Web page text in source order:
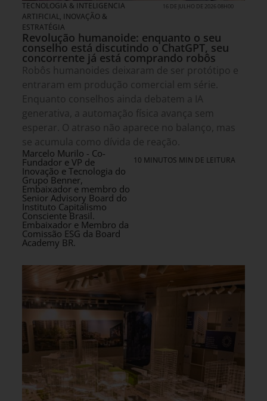
TECNOLOGIA & INTELIGENCIA
ARTIFICIAL, INOVAÇÃO &
ESTRATÉGIA
16 DE JULHO DE 2026 08H00
Revolução humanoide: enquanto o seu
conselho está discutindo o ChatGPT, seu
concorrente já está comprando robôs
Robôs humanoides deixaram de ser protótipo e
entraram em produção comercial em série.
Enquanto conselhos ainda debatem a IA
generativa, a automação física avança sem
esperar. O atraso não aparece no balanço, mas
se acumula como dívida de reação.
Marcelo Murilo - Co-
Fundador e VP de
Inovação e Tecnologia do
Grupo Benner,
Embaixador e membro do
Senior Advisory Board do
Instituto Capitalismo
Consciente Brasil.
Embaixador e Membro da
Comissão ESG da Board
Academy BR.
10 MINUTOS MIN DE LEITURA